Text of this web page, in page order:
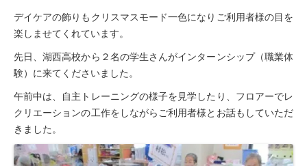
入院透析について
透析センターご紹介
透析・入院透析
介護老人保健施設
はまなこ介護老人保健施設
デイケアの飾りもクリスマスモード一色になりご利用者様の目を
楽しませてくれています。
先日、湖西高校から２名の学生さんがインターンシップ（職業体
験）に来てくださいました。
午前中は、自主トレーニングの様子を見学したり、フロアーでレ
クリエーションの工作をしながらご利用者様とお話もしていただ
きました。